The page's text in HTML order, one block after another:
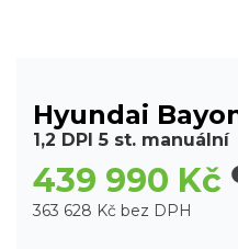
Hyundai
1,2 DPI 5 st. manuální
439 990 Kč
363 628 Kč bez DPH